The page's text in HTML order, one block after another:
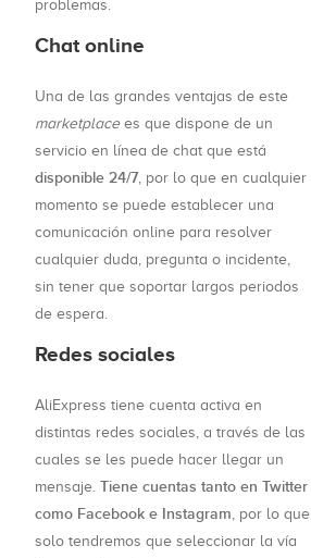
problemas.
Chat online
Una de las grandes ventajas de este
marketplacees que dispone de un
servicio en línea de chat que está
disponible 24/7, por lo que en cualquier
momento se puede establecer una
comunicación online para resolver
cualquier duda, pregunta o incidente,
sin tener que soportar largos periodos
de espera.
Redes sociales
AliExpress tiene cuenta activa en
distintas redes sociales, a través de las
cuales se les puede hacer llegar un
mensaje. Tiene cuentas tanto en Twitter
como Facebook e Instagram, por lo que
solo tendremos que seleccionar la vía